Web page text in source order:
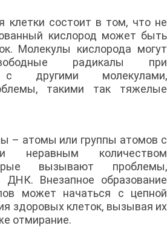
клетки состоит в том, что не
кислород может быть
Молекулы кислорода могут
радикалы при
с другими молекулами,
такими так тяжелые
– атомы или группы атомов с
неравным количеством
вызывают проблемы,
ДНК. Внезапное образование
может начаться с цепной
здоровых клеток, вызывая их
отмирание.